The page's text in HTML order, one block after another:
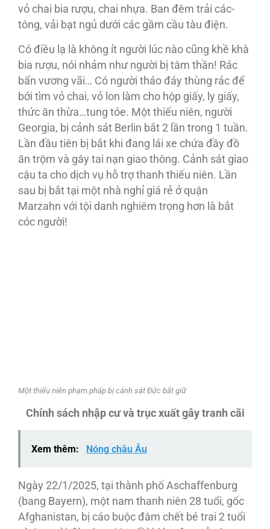
vỏ chai bia rượu, chai nhựa. Ban đêm trải các-
tông, vải bạt ngủ dưới các gầm cầu tàu điện.
Có điều lạ là không ít người lúc nào cũng khề khà
bia rượu, nói nhảm như người bị tâm thần! Rác
bẩn vương vãi… Có người tháo đáy thùng rác để
bới tìm vỏ chai, vỏ lon làm cho hộp giấy, ly giấy,
thức ăn thừa…tung tóe. Một thiếu niên, người
Georgia, bị cảnh sát Berlin bắt 2 lần trong 1 tuần.
Lần đầu tiên bị bắt khi đang lái xe chứa đầy đồ
ăn trộm và gây tai nạn giao thông. Cảnh sát giao
cậu ta cho dịch vụ hỗ trợ thanh thiếu niên. Lần
sau bị bắt tại một nhà nghỉ giá rẻ ở quận
Marzahn với tội danh nghiêm trọng hơn là bắt
cóc người!
Một thiếu niên phạm pháp bị cảnh sát Đức bắt giữ
Chính sách nhập cư và trục xuất gây tranh cãi
Xem thêm: Nóng châu Âu
Ngày 22/1/2025, tại thành phố Aschaffenburg
(bang Bayern), một nam thanh niên 28 tuổi, gốc
Afghanistan, bị cáo buộc đâm chết bé trai 2 tuổi